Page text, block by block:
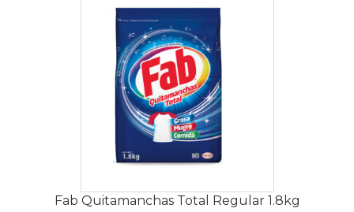
Fab Quitamanchas Total Regular 1.8kg